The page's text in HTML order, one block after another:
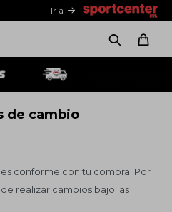
Ir a
de cambio
conforme con tu compra. Por
realizar cambios bajo las